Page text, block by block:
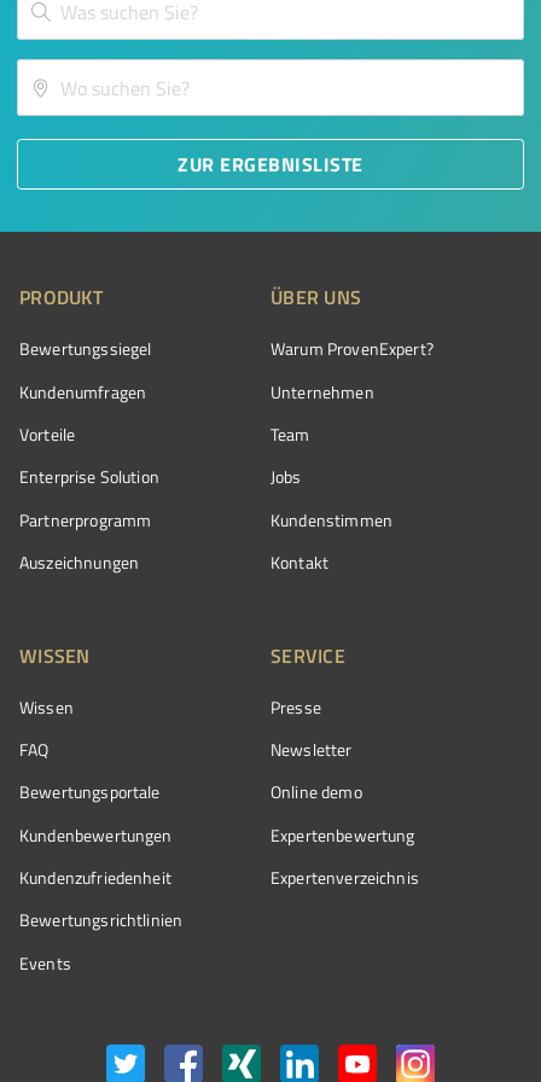
ZUR ERGEBNISLISTE
PRODUKT
Bewertungssiegel
Kundenumfragen
Vorteile
Enterprise Solution
Partnerprogramm
Auszeichnungen
ÜBER UNS
Warum ProvenExpert?
Unternehmen
Team
Jobs
Kundenstimmen
Kontakt
WISSEN
Wissen
FAQ
Bewertungsportale
Kundenbewertungen
Kundenzufriedenheit
Bewertungs­richtlinien
Events
SERVICE
Presse
Newsletter
Online demo
Expertenbewertung
Expertenverzeichnis